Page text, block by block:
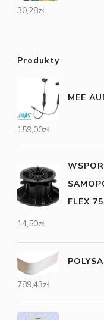
30,28zł
Produkty
MEE
159,00zł
FLEX
14,50zł
789,43zł